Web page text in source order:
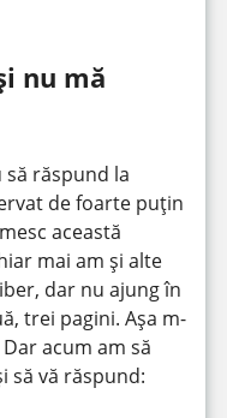
nu mă
răspund la
de foarte puțin
această
mai am și alte
dar nu ajung în
trei pagini. Așa m-
acum am să
să vă răspund: